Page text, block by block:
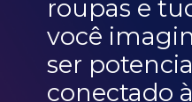
roupas e
você
ser
conectado